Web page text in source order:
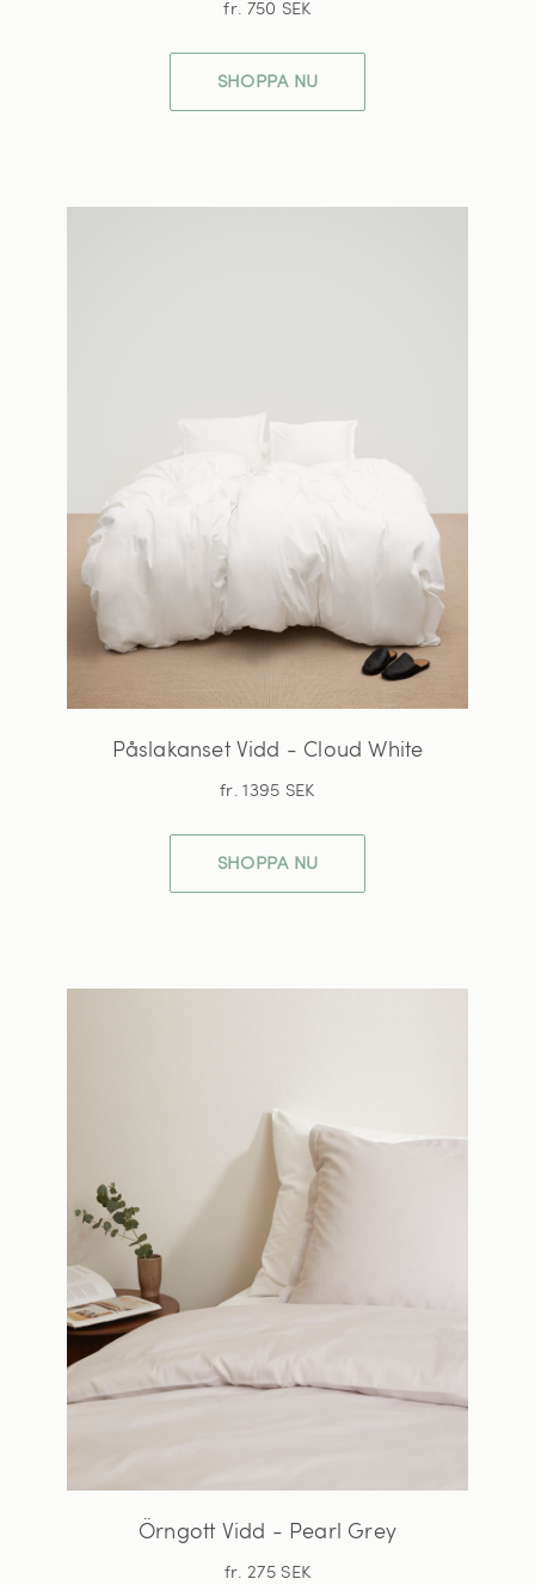
fr. 750 SEK
SHOPPA NU
Påslakanset Vidd - Cloud White
fr. 1395 SEK
SHOPPA NU
Örngott Vidd - Pearl Grey
fr. 275 SEK